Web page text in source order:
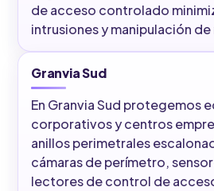
de acceso controlado
intrusiones y manipulación
Granvia Sud
En Granvia Sud protegemos
corporativos y centros
anillos perimetrales
cámaras de perímetro,
lectores de control de